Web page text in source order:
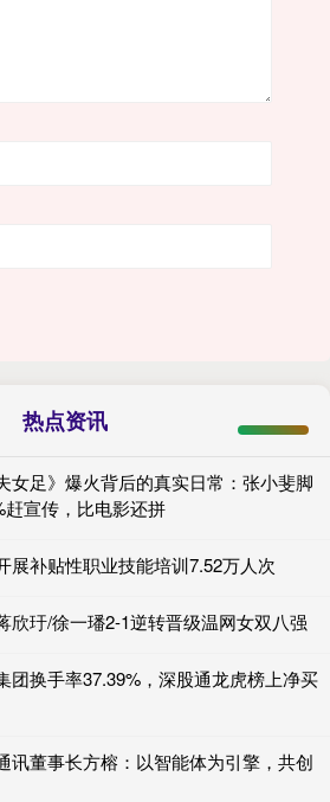
热点资讯
女足》爆火背后的真实日常：张小斐脚
宣传，比电影还拼
展补贴性职业技能培训7.52万人次
欣玗/徐一璠2-1逆转晋级温网女双八强
团换手率37.39%，深股通龙虎榜上净买
讯董事长方榕：以智能体为引擎，共创